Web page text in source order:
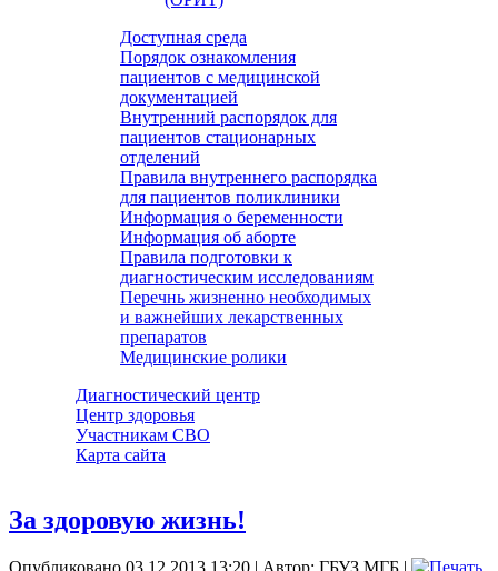
Доступная среда
Порядок ознакомления
пациентов с медицинской
документацией
Внутренний распорядок для
пациентов стационарных
отделений
Правила внутреннего распорядка
для пациентов поликлиники
Информация о беременности
Информация об аборте
Правила подготовки к
диагностическим исследованиям
Перечнь жизненно необходимых
и важнейших лекарственных
препаратов
Медицинские ролики
Диагностический центр
Центр здоровья
Участникам СВО
Карта сайта
За здоровую жизнь!
Опубликовано 03.12.2013 13:20 | Автор: ГБУЗ МГБ |